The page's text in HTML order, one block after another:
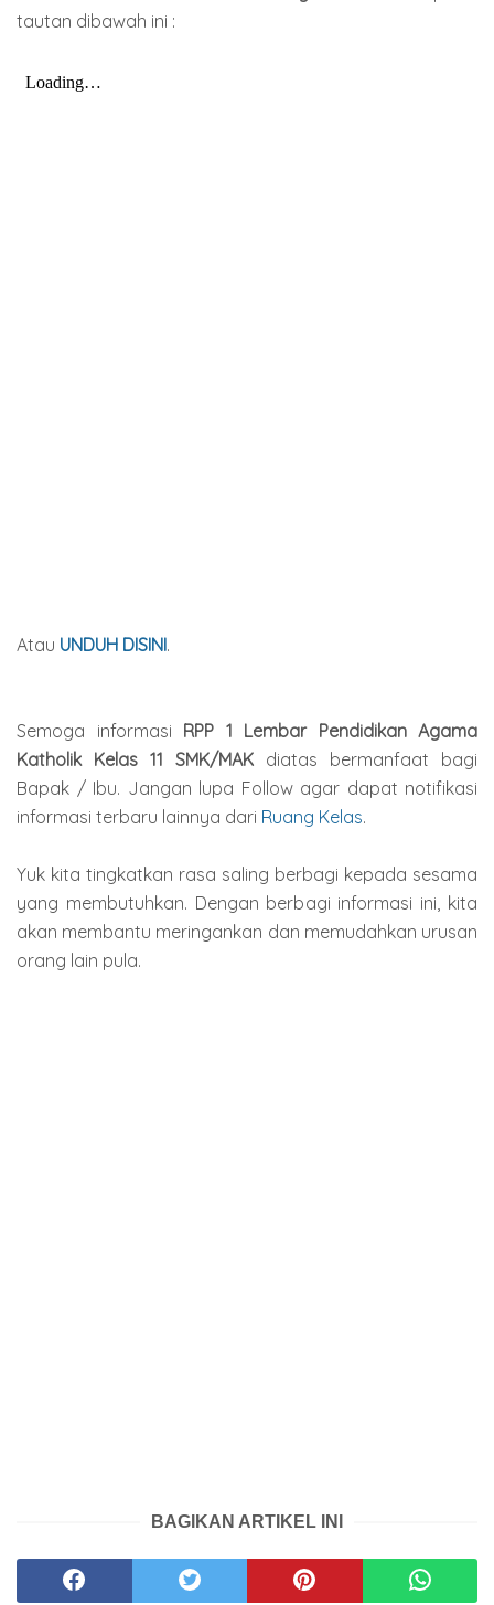
tautan dibawah ini :
Atau UNDUH DISINI.
Semoga informasi RPP 1 Lembar Pendidikan Agama
Katholik Kelas 11 SMK/MAK diatas bermanfaat bagi
Bapak / Ibu. Jangan lupa Follow agar dapat notifikasi
informasi terbaru lainnya dari Ruang Kelas.
Yuk kita tingkatkan rasa saling berbagi kepada sesama
yang membutuhkan. Dengan berbagi informasi ini, kita
akan membantu meringankan dan memudahkan urusan
orang lain pula.
BAGIKAN ARTIKEL INI